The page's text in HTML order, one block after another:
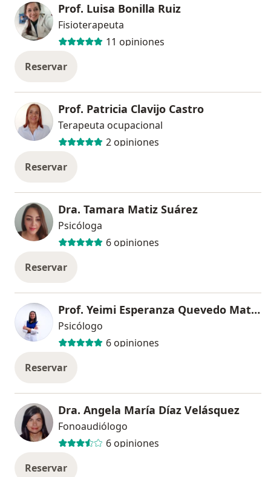
Prof. Luisa Bonilla Ruiz
Fisioterapeuta
11 opiniones
Reservar
Prof. Patricia Clavijo Castro
Terapeuta ocupacional
2 opiniones
Reservar
Dra. Tamara Matiz Suárez
Psicóloga
6 opiniones
Reservar
Prof. Yeimi Esperanza Quevedo Mateus
Psicólogo
6 opiniones
Reservar
Dra. Angela María Díaz Velásquez
Fonoaudiólogo
6 opiniones
Reservar